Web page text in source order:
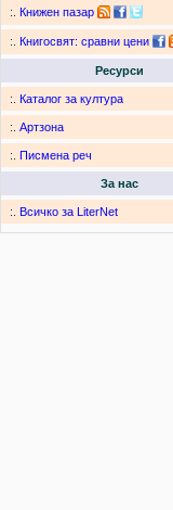
:. Книжен пазар
:. Книгосвят: сравни цени
Ресурси
:. Каталог за култура
:. Артзона
:. Писмена реч
За нас
:. Всичко за LiterNet